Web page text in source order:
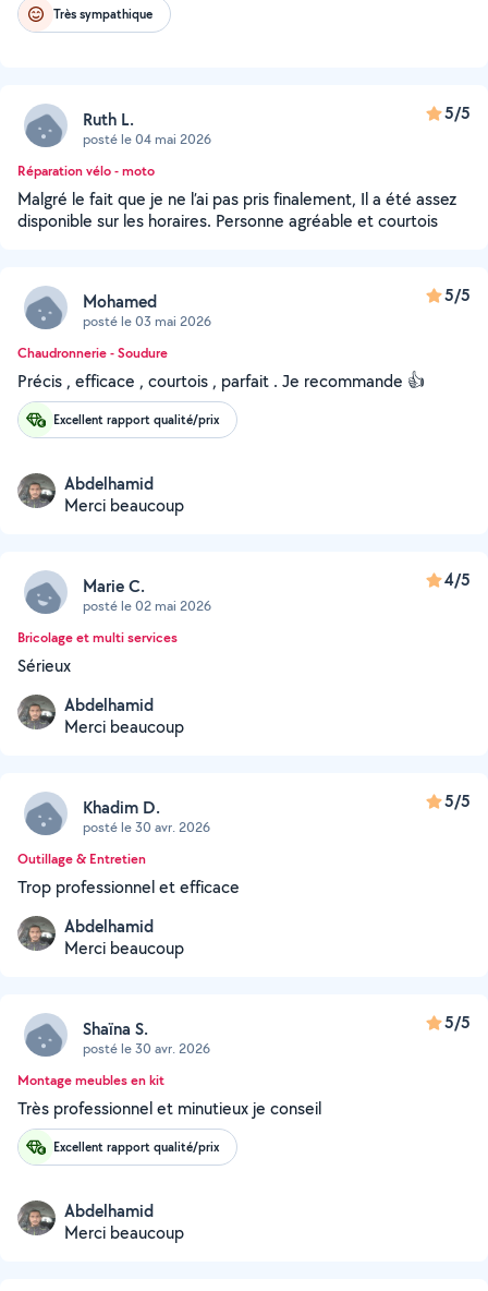
Très sympathique
Ruth L.
posté le 04 mai 2026
5/5
Réparation vélo - moto
Malgré le fait que je ne l’ai pas pris finalement, Il a été assez
disponible sur les horaires. Personne agréable et courtois
Mohamed
posté le 03 mai 2026
5/5
Chaudronnerie - Soudure
Précis , efficace , courtois , parfait . Je recommande 👍
Excellent rapport qualité/prix
Abdelhamid
Merci beaucoup
Marie C.
posté le 02 mai 2026
4/5
Bricolage et multi services
Sérieux
Abdelhamid
Merci beaucoup
Khadim D.
posté le 30 avr. 2026
5/5
Outillage & Entretien
Trop professionnel et efficace
Abdelhamid
Merci beaucoup
Shaïna S.
posté le 30 avr. 2026
5/5
Montage meubles en kit
Très professionnel et minutieux je conseil
Excellent rapport qualité/prix
Abdelhamid
Merci beaucoup